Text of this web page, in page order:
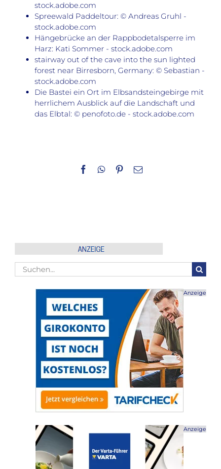
stock.adobe.com
Spreewald Paddeltour: © Andreas Gruhl -
stock.adobe.com
Hängebrücke an der Rappbodetalsperre im
Harz: Kati Sommer - stock.adobe.com
stairway out of the cave into the sun lighted
forest near Birresborn, Germany: © Sebastian -
stock.adobe.com
Die Bastei ein Ort im Elbsandsteingebirge mit
herrlichem Ausblick auf die Landschaft und
das Elbtal: © penofoto.de - stock.adobe.com
Facebook
WhatsApp
Pinterest
E-
Suche
nach:
Anzeige
Anzeige